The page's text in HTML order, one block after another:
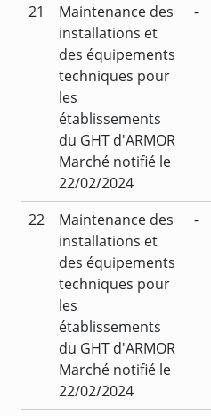
21
Maintenance des
installations et
des équipements
techniques pour
les
établissements
du GHT d'ARMOR
Marché notifié le
22/02/2024
-
22
Maintenance des
installations et
des équipements
techniques pour
les
établissements
du GHT d'ARMOR
Marché notifié le
22/02/2024
-